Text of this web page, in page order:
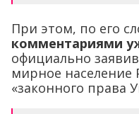
При этом, по его
комментариями
официально
мирное население
«законного права